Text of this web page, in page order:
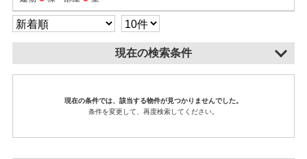
現在の検索条件
現在の条件では、該当する物件が見つかりませんでした。
条件を変更して、再度検索してください。